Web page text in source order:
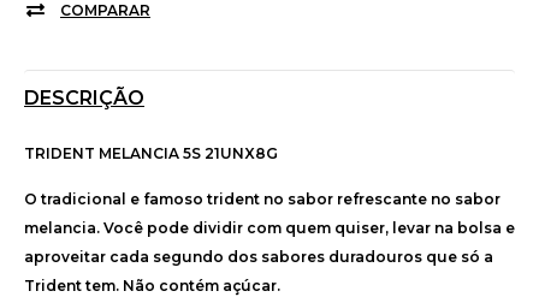
COMPARAR
DESCRIÇÃO
TRIDENT MELANCIA 5S 21UNX8G
O tradicional e famoso trident no sabor refrescante no sabor
melancia. Você pode dividir com quem quiser, levar na bolsa e
aproveitar cada segundo dos sabores duradouros que só a
Trident tem. Não contém açúcar.